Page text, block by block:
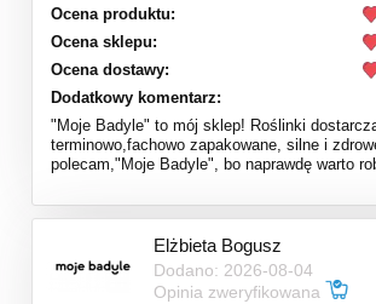
Ocena produktu:
Ocena sklepu:
Ocena dostawy:
Dodatkowy komentarz:
"Moje Badyle" to mój sklep! Roślinki
terminowo,fachowo zapakowane, silne i
polecam,"Moje Badyle", bo naprawdę warto
Elżbieta Bogusz
Dodano: 2026-08-04
Opinia zweryfikowana